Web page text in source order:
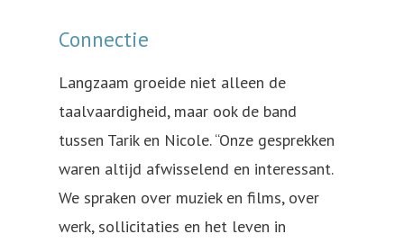
Connectie
Langzaam groeide niet alleen de
taalvaardigheid, maar ook de band
tussen Tarik en Nicole. “Onze gesprekken
waren altijd afwisselend en interessant.
We spraken over muziek en films, over
werk, sollicitaties en het leven in